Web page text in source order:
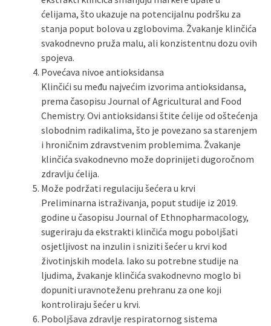
ćelijama, što ukazuje na potencijalnu podršku za
stanja poput bolova u zglobovima. Žvakanje klinčića
svakodnevno pruža malu, ali konzistentnu dozu ovih
spojeva.
Povećava nivoe antioksidansa
Klinčići su među najvećim izvorima antioksidansa,
prema časopisu Journal of Agricultural and Food
Chemistry. Ovi antioksidansi štite ćelije od oštećenja
slobodnim radikalima, što je povezano sa starenjem
i hroničnim zdravstvenim problemima. Žvakanje
klinčića svakodnevno može doprinijeti dugoročnom
zdravlju ćelija.
Može podržati regulaciju šećera u krvi
Preliminarna istraživanja, poput studije iz 2019.
godine u časopisu Journal of Ethnopharmacology,
sugeriraju da ekstrakti klinčića mogu poboljšati
osjetljivost na inzulin i sniziti šećer u krvi kod
životinjskih modela. Iako su potrebne studije na
ljudima, žvakanje klinčića svakodnevno moglo bi
dopuniti uravnoteženu prehranu za one koji
kontroliraju šećer u krvi.
Poboljšava zdravlje respiratornog sistema